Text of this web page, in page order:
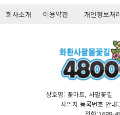
회사소개 이용약관 개인정보처
상호명: 꽃마트, 사팔꽃길
사업자 등록번호 안